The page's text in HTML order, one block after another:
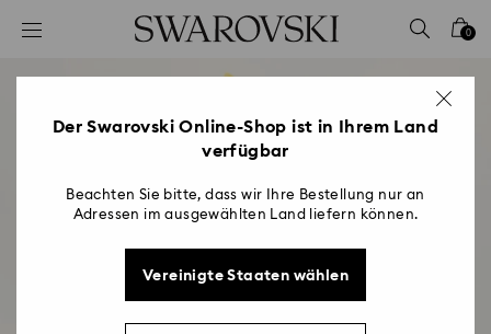
Liste Tastaturkürzel
2 - Footer
0
Der Swarovski Online-Shop ist in Ihrem Land
verfügbar
Beachten Sie bitte, dass wir Ihre Bestellung nur an
Adressen im ausgewählten Land liefern können.
Vereinigte Staaten wählen